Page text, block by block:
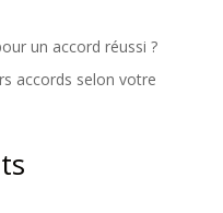
un accord réussi ?
accords selon votre